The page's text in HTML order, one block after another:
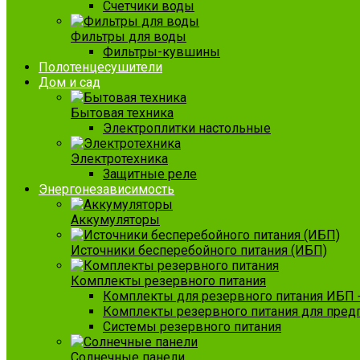
Счетчики воды
Фильтры для воды
Фильтры-кувшины
Полотенцесушители
Дом и сад
Бытовая техника
Электроплитки настольные
Электротехника
Защитные реле
Энергонезависимость
Аккумуляторы
Источники бесперебойного питания (ИБП)
Комплекты резервного питания
Комплекты для резервного питания ИБП
Комплекты резервного питания для
Системы резервного питания